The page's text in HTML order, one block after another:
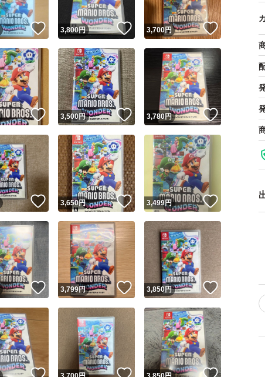
いいね！
3,800円 いいね！
3,700円 いいね！
いいね！
3,500円 いいね！
3,780円 いいね！
いいね！
3,650円 いいね！
3,499円
いいね！
3,799円 いいね！
3,850円
いいね！ いいね！ いいね！